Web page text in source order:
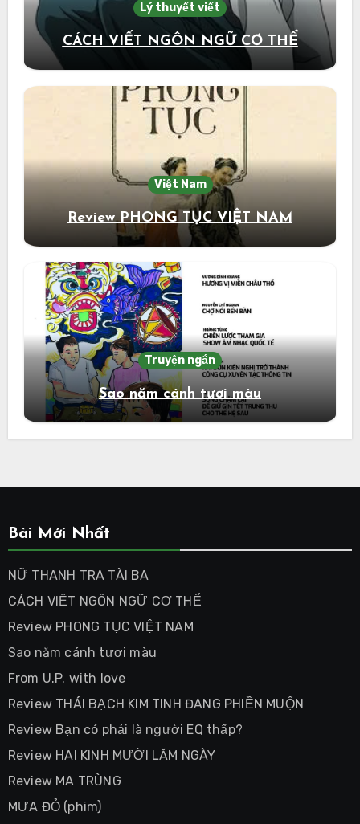
Lý thuyết viết
CÁCH VIẾT NGÔN NGỮ CƠ THỂ
Việt Nam
Review PHONG TỤC VIỆT NAM
Truyện ngắn
Sao năm cánh tươi màu
Bài Mới Nhất
NỮ THANH TRA TÀI BA
CÁCH VIẾT NGÔN NGỮ CƠ THỂ
Review PHONG TỤC VIỆT NAM
Sao năm cánh tươi màu
From U.P. with love
Review THÁI BẠCH KIM TINH ĐANG PHIỀN MUỘN
Review Bạn có phải là người EQ thấp?
Review HAI KINH MƯỜI LĂM NGÀY
Review MA TRÙNG
MƯA ĐỎ (phim)